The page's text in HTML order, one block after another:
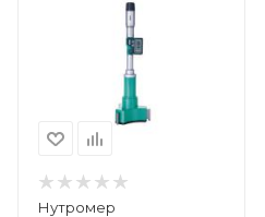
Нутромер